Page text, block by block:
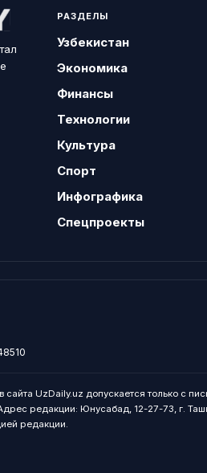
РАЗДЕЛЫ
Узбекистан
Экономика
Финансы
Технологии
Культура
Спорт
Инфографика
Спецпроекты
сайта UzDaily.uz допускается только с
редакции: Юнусабад, 12-27-73, г.
редакции.